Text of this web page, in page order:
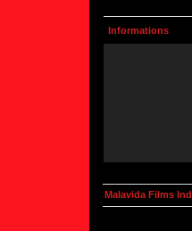
Informations
Malavida Films